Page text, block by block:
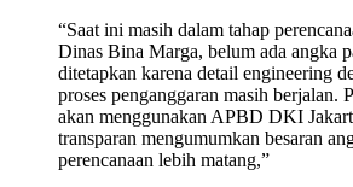
“Saat ini masih dalam tahap
Dinas Bina Marga, belum ada angka
ditetapkan karena detail engineering
proses penganggaran masih berjalan.
akan menggunakan APBD DKI
transparan mengumumkan besaran
perencanaan lebih matang,”